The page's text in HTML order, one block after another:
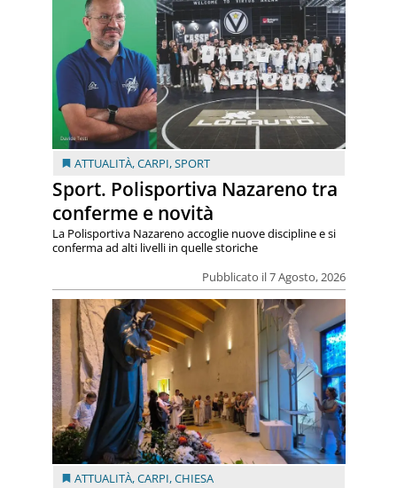
ATTUALITÀ,CARPI,SPORT
Sport. Polisportiva Nazareno tra
conferme e novità
Pubblicato il 7 Agosto, 2026
La Polisportiva Nazareno accoglie nuove discipline e si
conferma ad alti livelli in quelle storiche
ATTUALITÀ,CARPI,CHIESA